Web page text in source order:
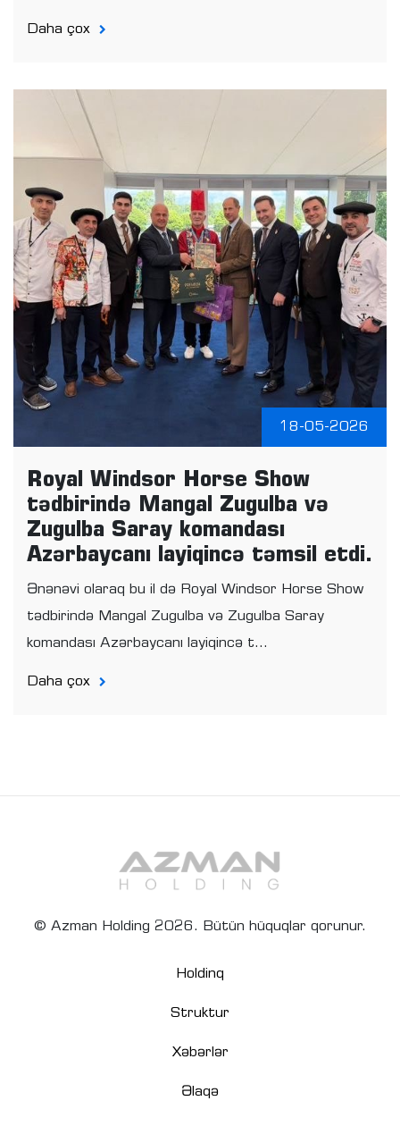
Daha çox
18-05-2026
Royal Windsor Horse Show
tədbirində Mangal Zugulba və
Zugulba Saray komandası
Azərbaycanı layiqincə təmsil etdi.
Ənənəvi olaraq bu il də Royal Windsor Horse Show
tədbirində Mangal Zugulba və Zugulba Saray
komandası Azərbaycanı layiqincə t...
Daha çox
© Azman Holding 2026. Bütün hüquqlar qorunur.
Holdinq
Struktur
Xəbərlər
Əlaqə